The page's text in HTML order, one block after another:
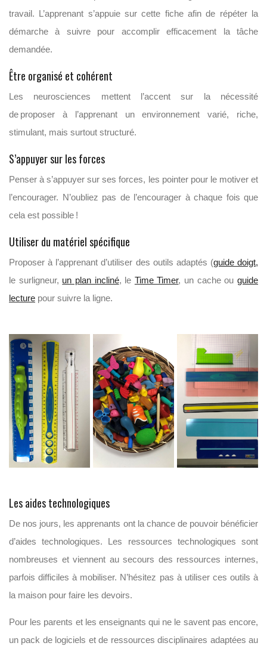
travail. L’apprenant s’appuie sur cette fiche afin de répéter la
démarche à suivre pour accomplir efficacement la tâche
demandée.
Être organisé et cohérent
Les neurosciences mettent l’accent sur la nécessité
de proposer à l’apprenant un environnement varié, riche,
stimulant, mais surtout structuré.
S’appuyer sur les forces
Penser à s’appuyer sur ses forces, les pointer pour le motiver et
l’encourager. N’oubliez pas de l’encourager à chaque fois que
cela est possible !
Utiliser du matériel spécifique
Proposer à l’apprenant d’utiliser des outils adaptés (guide doigt,
le surligneur, un plan incliné, le Time Timer, un cache ouguide
lecture pour suivre la ligne.
Les aides technologiques
De nos jours, les apprenants ont la chance de pouvoir bénéficier
d’aides technologiques. Les ressources technologiques sont
nombreuses et viennent au secours des ressources internes,
parfois difficiles à mobiliser. N’hésitez pas à utiliser ces outils à
la maison pour faire les devoirs.
Pour les parents et les enseignants qui ne le savent pas encore,
un pack de logiciels et de ressources disciplinaires adaptées au